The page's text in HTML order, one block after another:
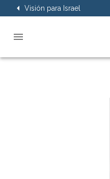
Visión para Israel